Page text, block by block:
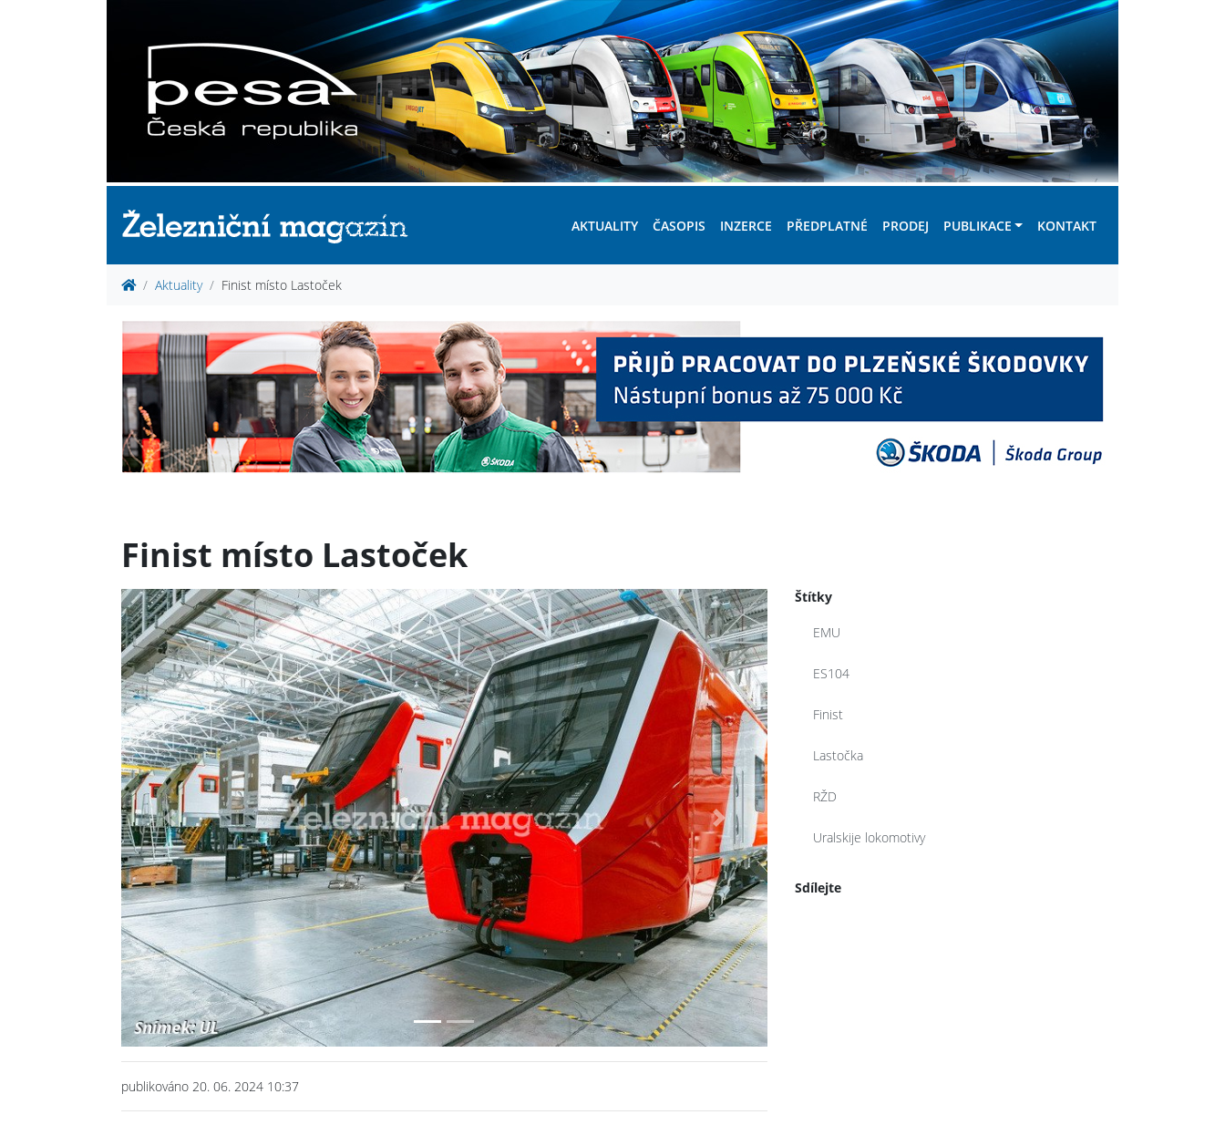
AKTUALITY ČASOPIS INZERCE PŘEDPLATNÉ PRODEJ PUBLIKACE KONTAKT
Aktuality Finist místo Lastoček
Finist místo Lastoček
Previous Next
publikováno 20. 06. 2024 10:37
Štítky
EMU
ES104
Finist
Lastočka
RŽD
Uralskije lokomotivy
Sdílejte